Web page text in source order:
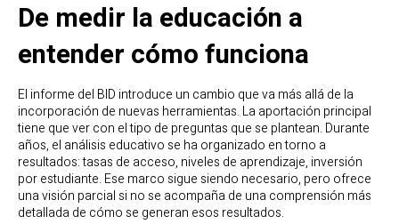
De medir la educación a
entender cómo funciona
El informe del BID introduce un cambio que va más allá de la
incorporación de nuevas herramientas. La aportación principal
tiene que ver con el tipo de preguntas que se plantean. Durante
años, el análisis educativo se ha organizado en torno a
resultados: tasas de acceso, niveles de aprendizaje, inversión
por estudiante. Ese marco sigue siendo necesario, pero ofrece
una visión parcial si no se acompaña de una comprensión más
detallada de cómo se generan esos resultados.